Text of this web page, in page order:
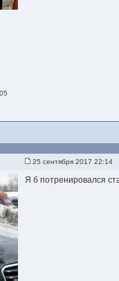
25 сентября 2017 22:14
Я б потренировался